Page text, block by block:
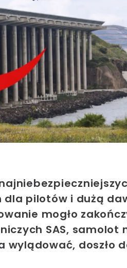
dla pilotów i dużą
mogło
SAS, samolot
wylądować, doszło